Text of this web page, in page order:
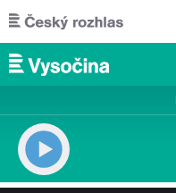
Přejít k hlavnímu obsahu